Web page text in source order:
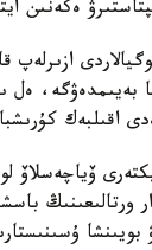
ەكەنىن
ازىرلەپ
ەل
اقىلبەك
ۆياچەسلاۆ
ورتالىعىنىڭ
بويىنشا